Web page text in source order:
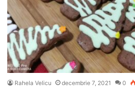
Rahela Velicu decembrie 7, 2021 0